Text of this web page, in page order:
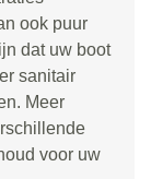
ook puur
dat uw boot
sanitair
Meer
voor uw